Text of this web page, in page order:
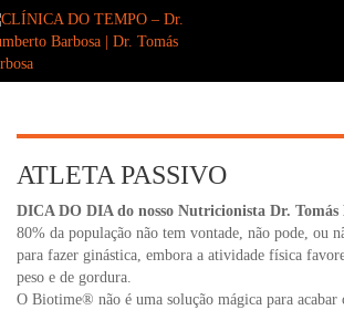
ATLETA PASSIVO
DICA DO DIA do nosso Nutricionista Dr. Tomás
80% da população não tem vontade, não pode, ou
para fazer ginástica, embora a atividade física
peso e de gordura.
O Biotime® não é uma solução mágica para acabar